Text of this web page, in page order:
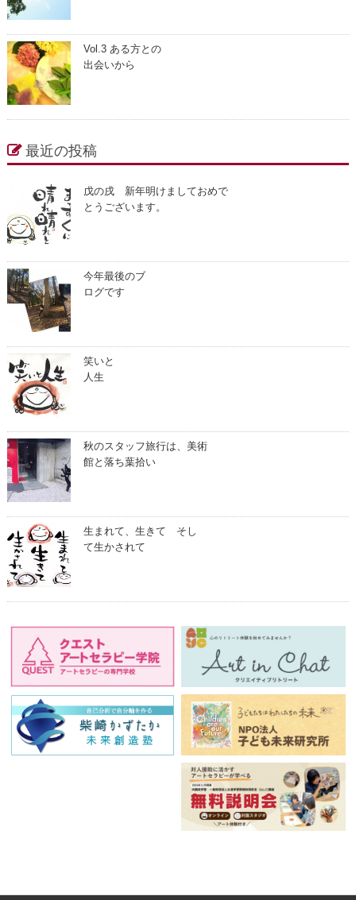
Vol.3 ある方との
出会いから
最近の投稿
戊の戌 新年明けましておめで
とうございます。
今年最後のブ
ログです
笑いと
人生
秋のスタッフ旅行は、美術
館と落ち葉拾い
生まれて、生きて そし
て生かされて